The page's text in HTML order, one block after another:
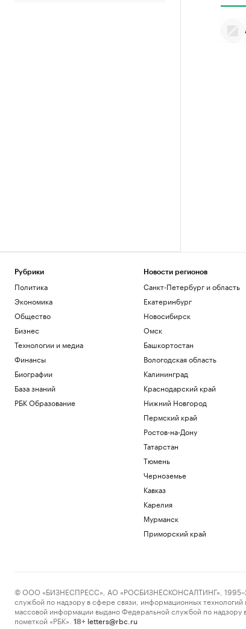
Рубрики
Политика
Экономика
Общество
Бизнес
Технологии и медиа
Финансы
Биографии
База знаний
РБК Образование
Новости регионов
Санкт-Петербург и область
Екатеринбург
Новосибирск
Омск
Башкортостан
Вологодская область
Калининград
Краснодарский край
Нижний Новгород
Пермский край
Ростов-на-Дону
Татарстан
Тюмень
Черноземье
Кавказ
Карелия
Мурманск
Приморский край
© ООО «БИЗНЕСПРЕСС», АО «РОСБИЗНЕСКОНСАЛТИНГ»,
службой по надзору в сфере связи, информационных
массовой информации выдано Федеральной службой по
пометкой «РБК».
18+ letters@rbc.ru